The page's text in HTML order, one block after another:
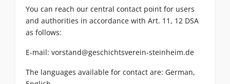
You can reach our central contact point for users
and authorities in accordance with Art. 11, 12 DSA
as follows:
E-mail: vorstand@geschichtsverein-steinheim.de
The languages available for contact are: German,